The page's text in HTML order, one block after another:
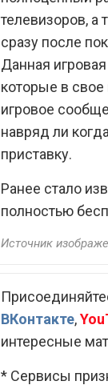
телевизоров, а
сразу после
Данная игровая
которые в
игровое
навряд ли
приставку.
Ранее стало
полностью
Источник
ВКонтакте,
интересные
* Сервисы